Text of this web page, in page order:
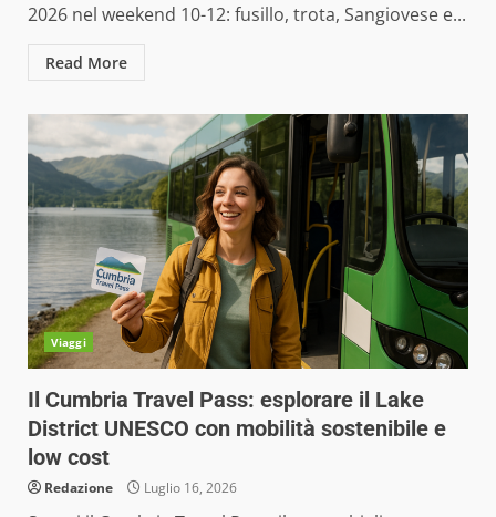
2026 nel weekend 10-12: fusillo, trota, Sangiovese e...
Read More
Viaggi
Il Cumbria Travel Pass: esplorare il Lake
District UNESCO con mobilità sostenibile e
low cost
Redazione Luglio 16, 2026